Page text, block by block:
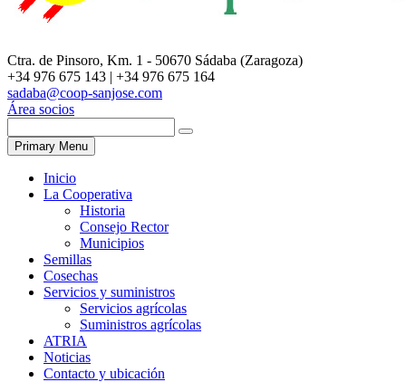
Ctra. de Pinsoro, Km. 1 - 50670 Sádaba (Zaragoza)
+34 976 675 143 | +34 976 675 164
sadaba@coop-sanjose.com
Área socios
Primary Menu
Inicio
La Cooperativa
Historia
Consejo Rector
Municipios
Semillas
Cosechas
Servicios y suministros
Servicios agrícolas
Suministros agrícolas
ATRIA
Noticias
Contacto y ubicación